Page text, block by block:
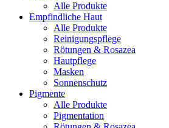
Alle Produkte
Empfindliche Haut
Alle Produkte
Reinigungspflege
Rötungen & Rosazea
Hautpflege
Masken
Sonnenschutz
Pigmente
Alle Produkte
Pigmentation